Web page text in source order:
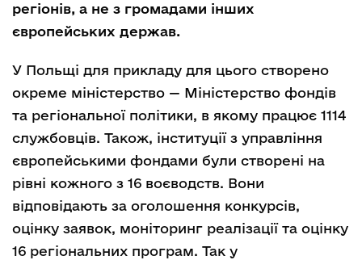
регіонів, а не з громадами інших
європейських держав.
У Польщі для прикладу для цього створено
окреме міністерство — Міністерство фондів
та регіональної політики, в якому працює 1114
службовців. Також, інституції з управління
європейськими фондами були створені на
рівні кожного з 16 воєводств. Вони
відповідають за оголошення конкурсів,
оцінку заявок, моніторинг реалізації та оцінку
16 регіональних програм. Так у